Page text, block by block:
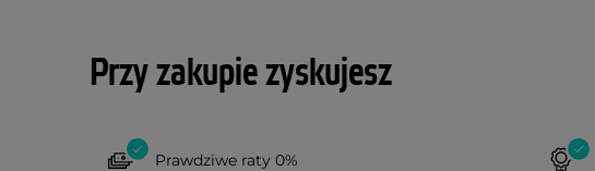
Przy zakupie zyskujesz
Prawdziwe raty 0%